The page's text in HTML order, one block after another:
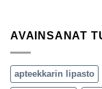
AVAINSANAT
apteekkarin lipasto